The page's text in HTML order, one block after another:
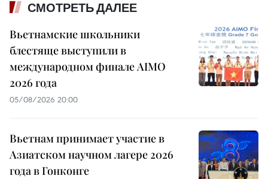
СМОТРЕТЬ ДАЛЕЕ
Вьетнамские школьники
блестяще выступили в
международном финале AIMO
2026 года
05/08/2026 20:00
Вьетнам принимает участие в
Азиатском научном лагере 2026
года в Гонконге